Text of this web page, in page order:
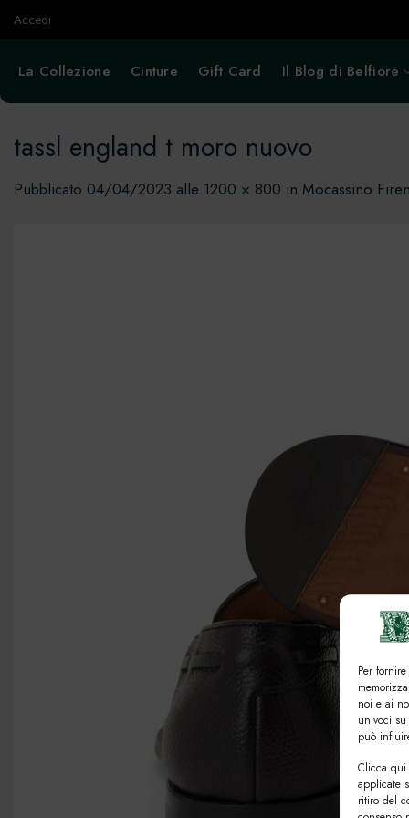
Per
noi e ai
univoci
può
Clicca qui
applicate
ritiro del
SaltaAccedi
La Collezione Cinture Gift Card Il Blog di Belfiore
tassl england t moro nuovo
Pubblicato 04/04/2023 alle 1200 × 800 in Mocassino